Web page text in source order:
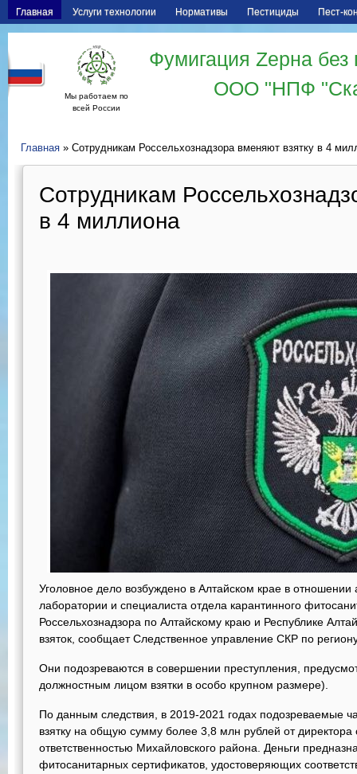
Главная Услуги технологии Нормативы Пестициды Пест-
Мы работаем по
всей России
Фумигация Zерна
ООО "НПФ
Главная » Сотрудникам Россельхознадзора вменяют взятку в 4
Сотрудникам
в 4 миллиона
Уголовное дело возбуждено в Алтайском крае в
лаборатории и специалиста отдела карантинного
Россельхознадзора по Алтайскому краю и Республике
взяток, сообщает Следственное управление СКР по
Они подозреваются в совершении преступления,
должностным лицом взятки в особо крупном размере).
По данным следствия, в 2019-2021 годах подозреваемые
взятку на общую сумму более 3,8 млн рублей от директора
ответственностью Михайловского района. Деньги
фитосанитарных сертификатов, удостоверяющих